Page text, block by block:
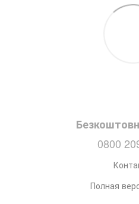
0800
Полная